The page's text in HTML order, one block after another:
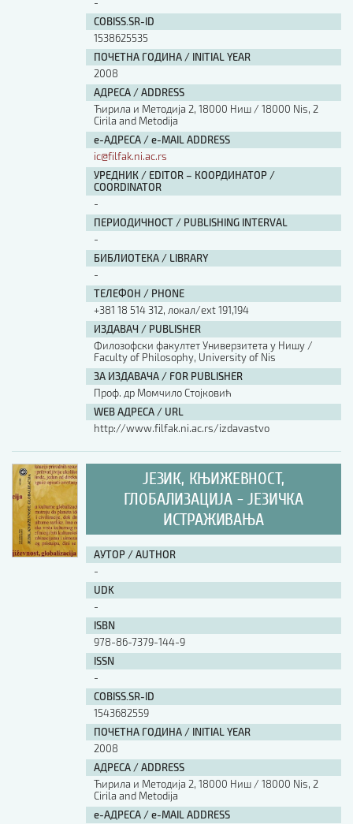
COBISS.SR-ID
1538625535
ПОЧЕТНА ГОДИНА / INITIAL YEAR
2008
АДРЕСА / ADDRESS
Ћирила и Методија 2, 18000 Ниш / 18000 Nis, 2
Cirila and Metodija
е-АДРЕСА / e-MAIL ADDRESS
ic@filfak.ni.ac.rs
УРЕДНИК / EDITOR – КООРДИНАТОР /
COORDINATOR
-
ПЕРИОДИЧНОСТ / PUBLISHING INTERVAL
-
БИБЛИОТЕКА / LIBRARY
-
ТЕЛЕФОН / PHONE
+381 18 514 312, локал/ext 191,194
ИЗДАВАЧ / PUBLISHER
Филозофски факултет Универзитета у Нишу /
Faculty of Philosophy, University of Nis
ЗА ИЗДАВАЧА / FOR PUBLISHER
Проф. др Момчило Стојковић
WEB АДРЕСА / URL
http://www.filfak.ni.ac.rs/izdavastvo
ЈЕЗИК, КЊИЖЕВНОСТ,
ГЛОБАЛИЗАЦИЈА - ЈЕЗИЧКА
ИСТРАЖИВАЊА
АУТОР / AUTHOR
-
UDK
-
ISBN
978-86-7379-144-9
ISSN
-
COBISS.SR-ID
1543682559
ПОЧЕТНА ГОДИНА / INITIAL YEAR
2008
АДРЕСА / ADDRESS
Ћирила и Методија 2, 18000 Ниш / 18000 Nis, 2
Cirila and Metodija
е-АДРЕСА / e-MAIL ADDRESS